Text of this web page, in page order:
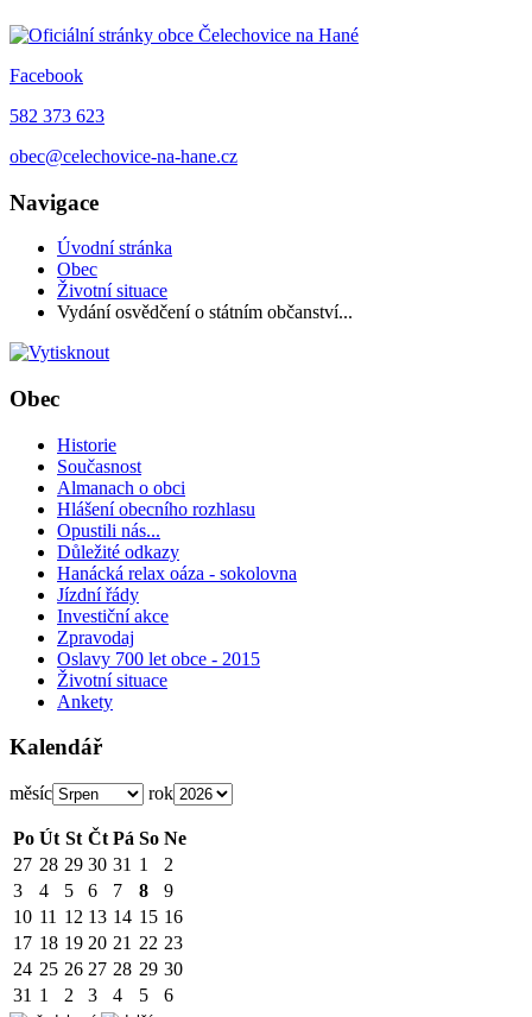
Facebook
582 373 623
obec@celechovice-na-hane.cz
Navigace
Úvodní stránka
Obec
Životní situace
Vydání osvědčení o státním občanství...
Obec
Historie
Současnost
Almanach o obci
Hlášení obecního rozhlasu
Opustili nás...
Důležité odkazy
Hanácká relax oáza - sokolovna
Jízdní řády
Investiční akce
Zpravodaj
Oslavy 700 let obce - 2015
Životní situace
Ankety
Kalendář
měsíc rok
Po Út St Čt Pá So Ne
27 28 29 30 31 1
2
3
4 5 6 7 8
9
10 11 12 13 14 15 16
17 18 19 20 21 22 23
24 25 26 27 28 29 30
31 1 2 3 4 5 6